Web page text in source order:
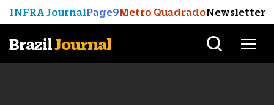
INFRA JournalPage9Metro QuadradoNewsletter
BrazilJournal